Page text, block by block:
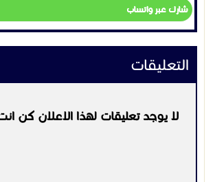
شارك عبر واتساب
التعليقات
لا يوجد تعليقات لهذا الاعلان كن